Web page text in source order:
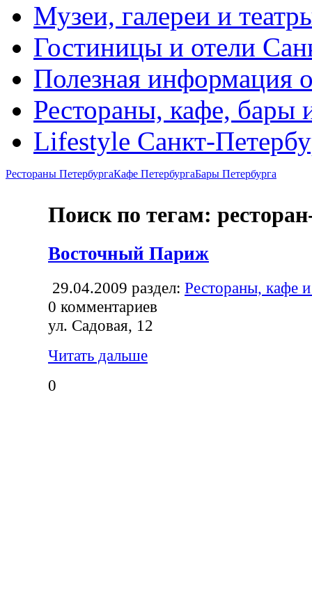
Музеи, галереи и
Гостиницы и отели
Полезная информация
Рестораны, кафе, бары
Lifestyle Санкт-
Рестораны ПетербургаКафе ПетербургаБары Петербурга
Поиск по тегам:
Восточный Париж
29.04.2009 раздел: Рестораны, кафе
0 комментариев
ул. Садовая, 12
Читать дальше
0